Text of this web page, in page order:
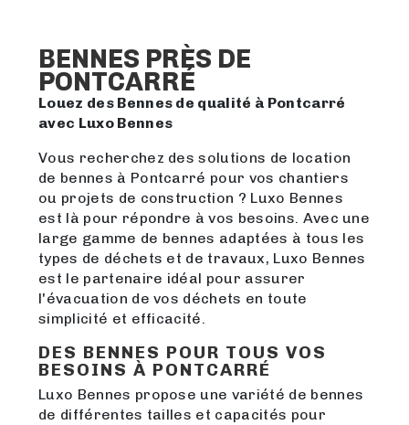
BENNES PRÈS DE
PONTCARRÉ
Louez des Bennes de qualité à Pontcarré
avec Luxo Bennes
Vous recherchez des solutions de location
de bennes à Pontcarré pour vos chantiers
ou projets de construction ? Luxo Bennes
est là pour répondre à vos besoins. Avec une
large gamme de bennes adaptées à tous les
types de déchets et de travaux, Luxo Bennes
est le partenaire idéal pour assurer
l'évacuation de vos déchets en toute
simplicité et efficacité.
DES BENNES POUR TOUS VOS
BESOINS À PONTCARRÉ
Luxo Bennes propose une variété de bennes
de différentes tailles et capacités pour